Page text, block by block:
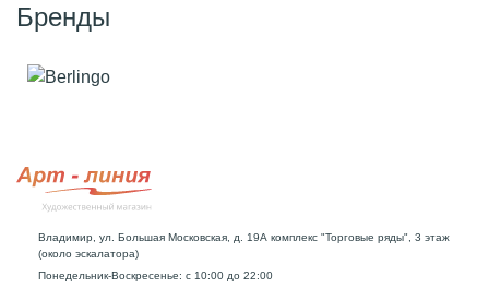
Бренды
Владимир, ул. Большая Московская, д. 19А комплекс "Торговые ряды", 3 этаж
(около эскалатора)
Понедельник-Воскресенье: с 10:00 до 22:00